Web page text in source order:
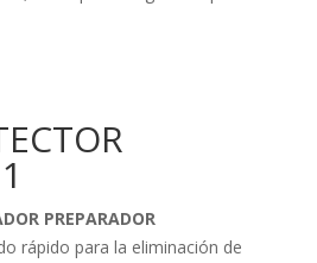
PREPARADOR
rápido para la eliminación de